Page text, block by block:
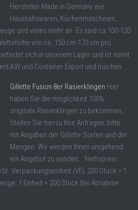
Hersteller Made in Germany wie
Haushaltswaren, Küchenmaschinen,
und vieles mehr an. Es sind ca.100-120
von ca. 150 cm-170 cm pro
sich in unserem Lager und ist somit
und Container Export und machen ...
Gillette Fusion 8er Rasierklingen Hier
haben Sie die möglichkeit 100%
originale Rasierklingen zu bekommen.
Stellen Sie hierzu Ihre Anfragen, bitte
mit Angaben der Gillette Sorten und der
Mengen. Wir werden Ihnen umgehend
ein Angebot zu senden. Nettopreis:
Verpackungseinheit (VE): 200 Stück = 1
1 Einheit = 200 Stück Bei Abnahme